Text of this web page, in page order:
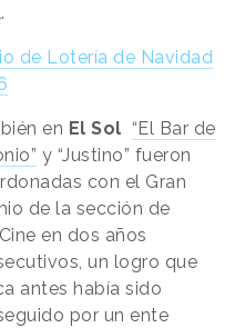
.
de Lotería de Navidad
en El Sol “El Bar de
y “Justino” fueron
con el Gran
de la sección de
en dos años
un logro que
antes había sido
por un ente